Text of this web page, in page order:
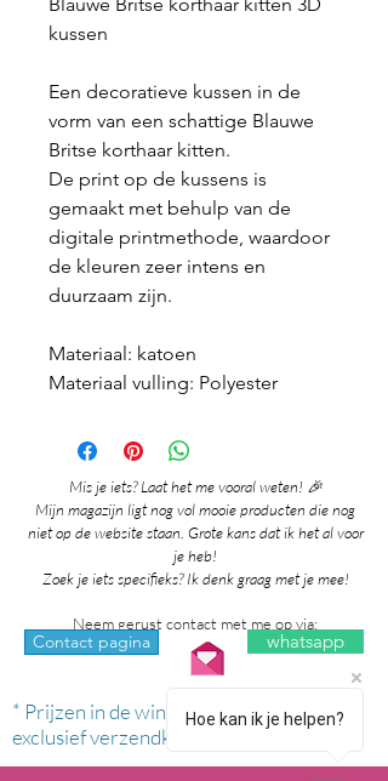
kussen
Een decoratieve kussen in de
vorm van een schattige Blauwe
Britse korthaar kitten.
De print op de kussens is
gemaakt met behulp van de
digitale printmethode, waardoor
de kleuren zeer intens en
duurzaam zijn.
Materiaal: katoen
Materiaal vulling: Polyester
Mis je iets? Laat het me vooral weten! 🎉
Mijn magazijn ligt nog vol mooie producten die nog
niet op de website staan. Grote kans dat ik het al voor
je heb!
Zoek je iets specifieks? Ik denk graag met je mee!
Neem gerust contact met me op via:
Contact pagina whatsapp
* Prijzen in de winkel zijn inclusief btw en
exclusief verzendkosten.
Hoe kan ik je helpen?